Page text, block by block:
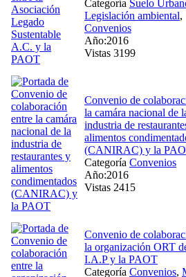
Categoría Suelo
Legislación ambiental,
Convenios
Año:2016
Vistas 3199
Convenio de
la camára nacional de
industria de
alimentos
(CANIRAC) y la
Categoría Convenios
Año:2016
Vistas 2415
Convenio de
la organización ORT
I.A.P y la PAOT
Categoría Convenios,